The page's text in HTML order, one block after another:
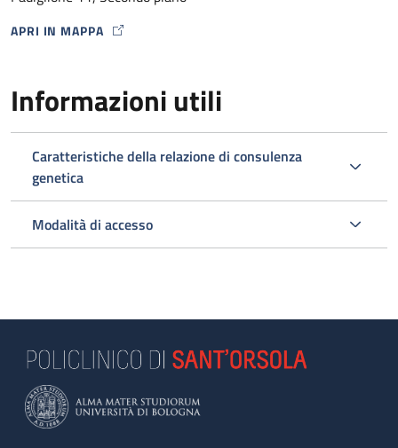
APRI IN MAPPA
MAP ICON
Informazioni utili
Caratteristiche della relazione di consulenza
genetica
Modalità di accesso